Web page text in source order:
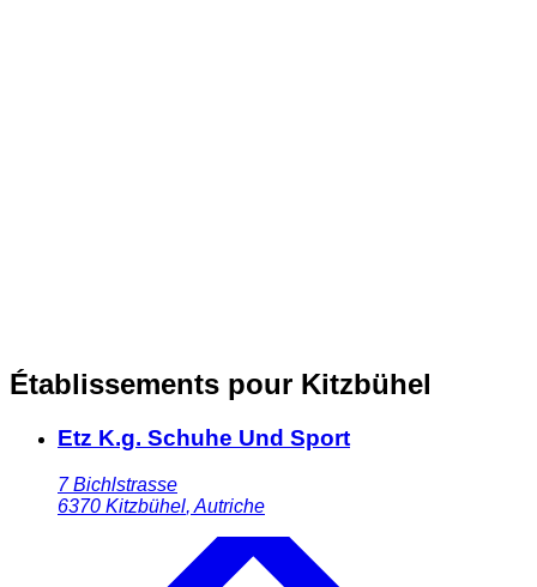
Établissements pour Kitzbühel
Etz K.g. Schuhe Und Sport
7 Bichlstrasse
6370 Kitzbühel, Autriche